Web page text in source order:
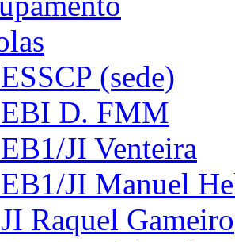
(sede)
EBI D. FMM
JI Venteira
EB1/JI Manuel
Raquel Gameiro